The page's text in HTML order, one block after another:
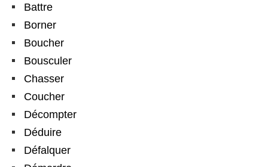
Battre
Borner
Boucher
Bousculer
Chasser
Coucher
Décompter
Déduire
Défalquer